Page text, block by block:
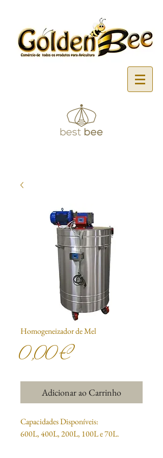
Homogeneizador de Mel
0,00 €Preço
Adicionar ao Carrinho
Capacidades Disponíveis:
600L, 400L, 200L, 100L e 70L.